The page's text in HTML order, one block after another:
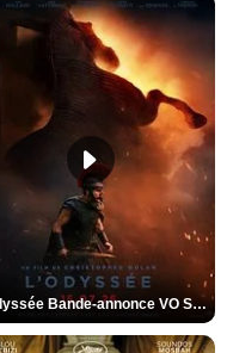
L'Odyssée Bande-annonce VO STFR